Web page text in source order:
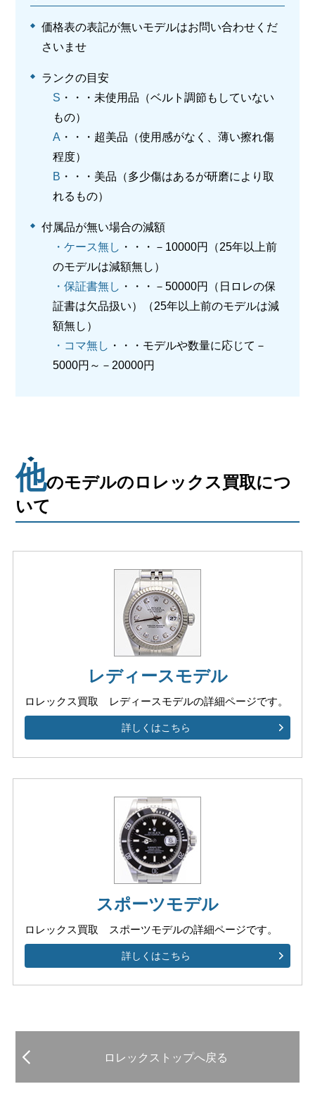
価格表の表記が無いモデルはお問い合わせくだ
さいませ
ランクの目安
S ・・・未使用品（ベルト調節もしていない
もの）
A ・・・超美品（使用感がなく、薄い擦れ傷
程度）
B ・・・美品（多少傷はあるが研磨により取
れるもの）
付属品が無い場合の減額
・ケース無し ・・・－10000円（25年以上前
のモデルは減額無し）
・保証書無し ・・・－50000円（日ロレの保
証書は欠品扱い）（25年以上前のモデルは減
額無し）
・コマ無し ・・・モデルや数量に応じて－
5000円～－20000円
他のモデルのロレックス買取につ
いて
レディースモデル
ロレックス買取 レディースモデルの詳細ページです。
詳しくはこちら
スポーツモデル
ロレックス買取 スポーツモデルの詳細ページです。
詳しくはこちら
ロレックストップへ戻る